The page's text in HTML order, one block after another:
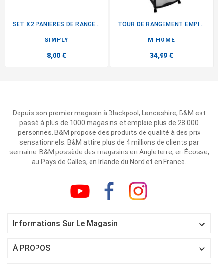
SET X2 PANIERES DE RANGEMENT
SIMPLY
8,00 €
TOUR DE RANGEMENT EMPIRE 5...
M HOME
34,99 €
Depuis son premier magasin à Blackpool, Lancashire, B&M est
passé à plus de 1000 magasins et emploie plus de 28 000
personnes. B&M propose des produits de qualité à des prix
sensationnels. B&M attire plus de 4 millions de clients par
semaine. B&M possède des magasins en Angleterre, en Écosse,
au Pays de Galles, en Irlande du Nord et en France.
Informations Sur Le Magasin 
À PROPOS 